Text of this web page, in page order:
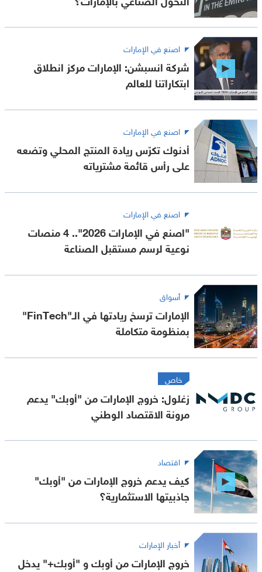
اصنع في الإمارات
شركة انسبشن: الإمارات مركز انطلاق
ابتكاراتنا للعالم
اصنع في الإمارات
أدنوك تكرّس ريادة المنتج المحلي وتضعه
على رأس قائمة مشترياته
اصنع في الإمارات
"اصنع في الإمارات 2026".. 4 منصات
نوعية لرسم مستقبل الصناعة
أسواق
الإمارات ترسخ ريادتها في الـ"FinTech"
بمنظومة متكاملة
خاص
زغلول: خروج الإمارات من "أوبك" يدعم
مرونة الاقتصاد الوطني
اقتصاد
كيف يدعم خروج الإمارات من "أوبك"
جاذبيتها الاستثمارية؟
أخبار الإمارات
خروج الإمارات من أوبك و "أوبك+" يدخل